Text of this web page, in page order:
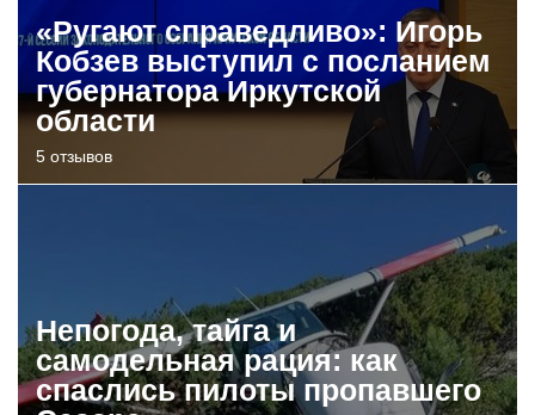
«Ругают справедливо»: Игорь
Кобзев выступил с посланием
губернатора Иркутской
области
5 отзывов
Непогода, тайга и
самодельная рация: как
спаслись пилоты пропавшего